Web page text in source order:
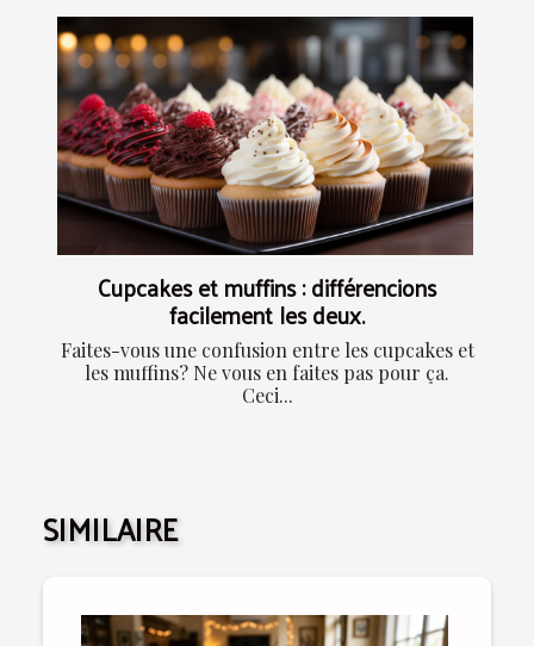
Cupcakes et muffins : différencions
facilement les deux.
Faites-vous une confusion entre les cupcakes et
les muffins? Ne vous en faites pas pour ça.
Ceci...
SIMILAIRE